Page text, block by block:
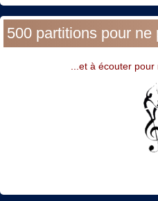
500 partitions pour ne
...et à écouter pour